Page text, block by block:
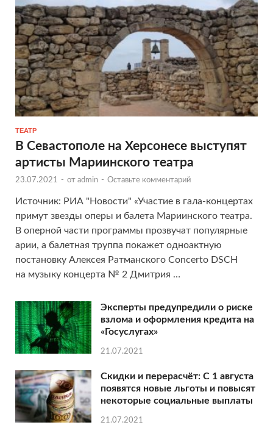
ТЕАТР
В Севастополе на Херсонесе выступят
артисты Мариинского театра
23.07.2021 - от admin - Оставьте комментарий
Источник: РИА "Новости" «Участие в гала-концертах
примут звезды оперы и балета Мариинского театра.
В оперной части программы прозвучат популярные
арии, а балетная труппа покажет одноактную
постановку Алексея Ратманского Concerto DSCH
на музыку концерта № 2 Дмитрия …
Эксперты предупредили о риске
взлома и оформления кредита на
«Госуслугах»
21.07.2021
Скидки и перерасчёт: С 1 августа
появятся новые льготы и повысят
некоторые социальные выплаты
21.07.2021